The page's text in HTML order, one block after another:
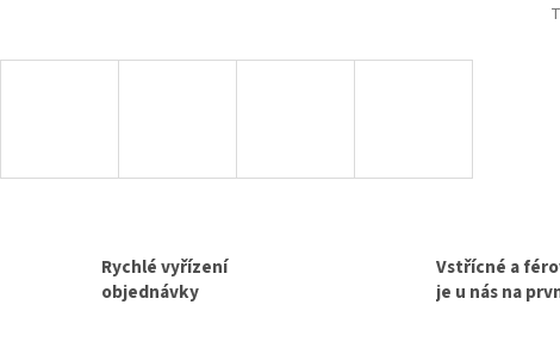
Rychlé vyřízení
objednávky
Vstřícné a
je u nás na